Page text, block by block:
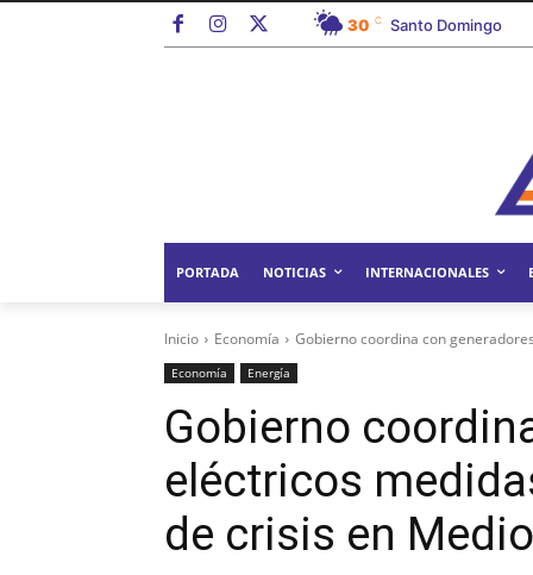
30 C Santo Domingo
PORTADA NOTICIAS INTERNACIONALES
Inicio Economía Gobierno coordina con
Economía Energía
Gobierno
eléctricos
de crisis en